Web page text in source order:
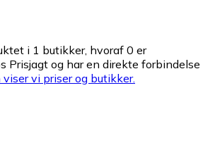
i 1 butikker, hvoraf 0 er
Prisjagt og har en direkte forbindelse
viser vi priser og butikker.